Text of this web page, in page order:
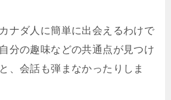
ナダ人に簡単に出会えるわけで
分の趣味などの共通点が見つけ
、会話も弾まなかったりしま